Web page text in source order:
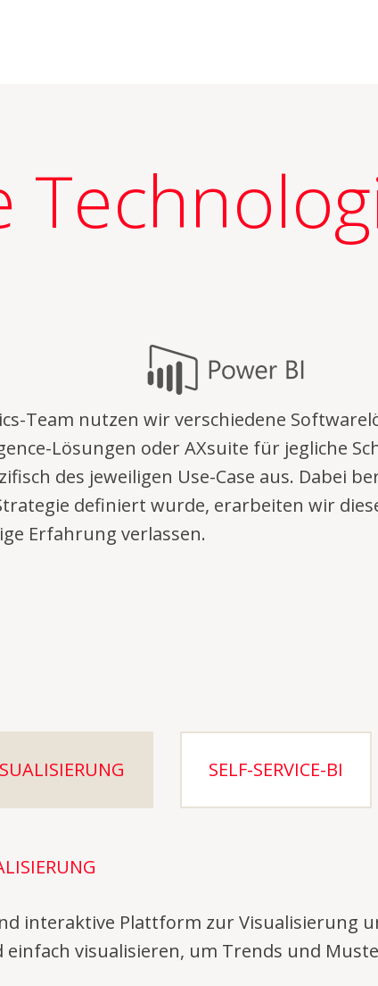
Team nutzen wir verschiedene
Lösungen oder AXsuite für jegliche
des jeweiligen Use-Case aus. Dabei
definiert wurde, erarbeiten wir
Erfahrung verlassen.
SELF-SERVICE-BI
interaktive Plattform zur Visualisierung
einfach visualisieren, um Trends und